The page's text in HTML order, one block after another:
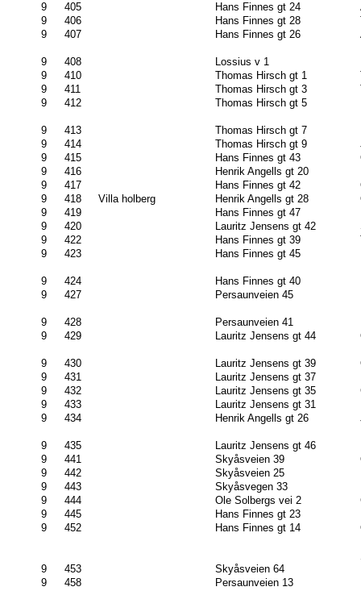
9
405 Hans Finnes gt 24
9
406 Hans Finnes gt 28
9
407 Hans Finnes gt 26
9 408 Lossius v 1
9
410 Thomas Hirsch gt 1
9
411 Thomas Hirsch gt 3
9
412 Thomas Hirsch gt 5
9 413 Thomas Hirsch gt 7
9
414 Thomas Hirsch gt 9
9
415 Hans Finnes gt 43
9
416 Henrik Angells gt 20
9
417 Hans Finnes gt 42
9
418 Villa holberg Henrik Angells gt 28
9
419 Hans Finnes gt 47
9
420 Lauritz Jensens gt 42
9
422 Hans Finnes gt 39
9
423 Hans Finnes gt 45
9 424 Hans Finnes gt 40
9
427 Persaunveien 45
9 428 Persaunveien 41
9
429 Lauritz Jensens gt 44
9 430 Lauritz Jensens gt 39
9
431 Lauritz Jensens gt 37
9
432 Lauritz Jensens gt 35
9
433 Lauritz Jensens gt 31
9
434 Henrik Angells gt 26
9 435 Lauritz Jensens gt 46
9
441 Skyåsveien 39
9
442 Skyåsveien 25
9
443 Skyåsvegen 33
9
444 Ole Solbergs vei 2
9
445 Hans Finnes gt 23
9
452 Hans Finnes gt 14
9 453 Skyåsveien 64
9
458 Persaunveien 13